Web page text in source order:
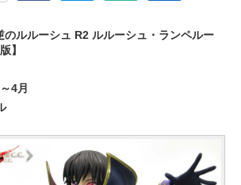
のルルーシュ R2 ルルーシュ・ランペルー
】
4月